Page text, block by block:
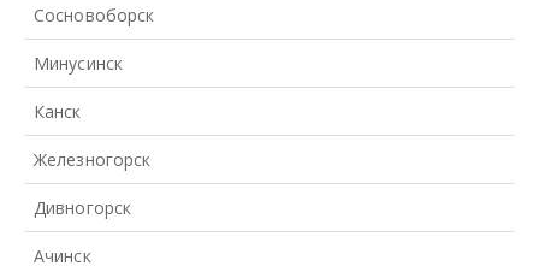
Сосновоборск
Минусинск
Канск
Железногорск
Дивногорск
Ачинск